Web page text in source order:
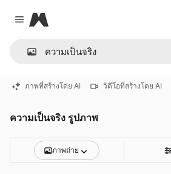
Close menu
Magnific
ภาพที่สร้างโดย AI วิดีโอที่สร้างโดย AI
ความเป็นจริง รูปภาพ
ภาพถ่าย